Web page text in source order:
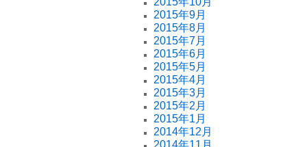
2015年9月
2015年8月
2015年7月
2015年6月
2015年5月
2015年4月
2015年3月
2015年2月
2015年1月
2014年12月
2014年11月